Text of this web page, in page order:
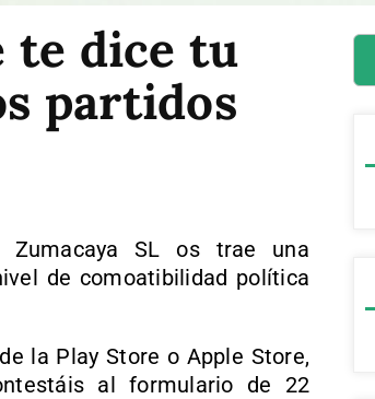
te dice tu
partidos
Zumacaya SL os trae una
de comoatibilidad política
la Play Store o Apple Store,
al formulario de 22